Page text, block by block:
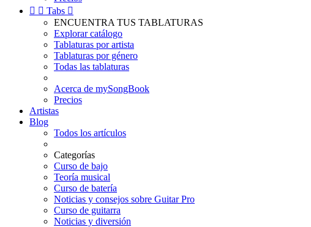
  Tabs 
ENCUENTRA TUS TABLATURAS
Explorar catálogo
Tablaturas por artista
Tablaturas por género
Todas las tablaturas
Acerca de mySongBook
Precios
Artistas
Blog
Todos los artículos
Categorías
Curso de bajo
Teoría musical
Curso de batería
Noticias y consejos sobre Guitar Pro
Curso de guitarra
Noticias y diversión